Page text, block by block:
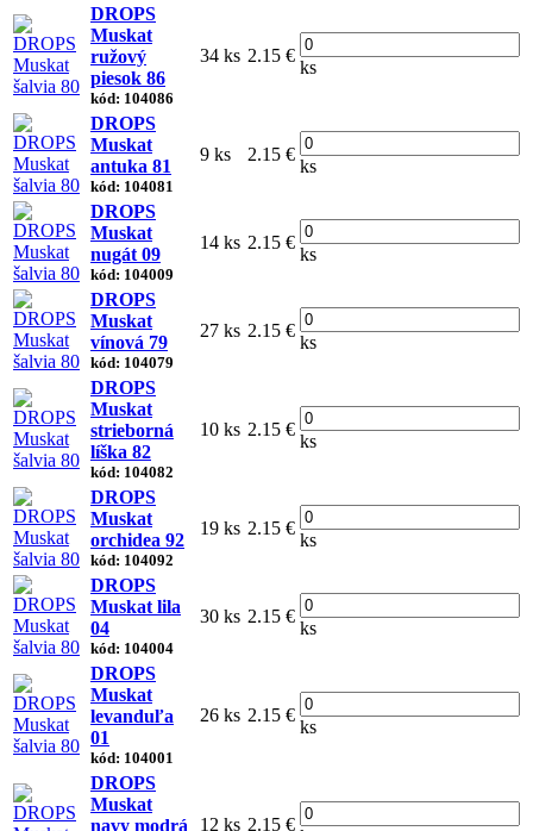
DROPS
Muskat
ružový
piesok 86
kód: 104086
34 ks 2.15 €
ks
DROPS
Muskat
antuka 81
kód: 104081
9 ks 2.15 €
ks
DROPS
Muskat
nugát 09
kód: 104009
14 ks 2.15 €
ks
DROPS
Muskat
vínová 79
kód: 104079
27 ks 2.15 €
ks
DROPS
Muskat
strieborná
líška 82
kód: 104082
10 ks 2.15 €
ks
DROPS
Muskat
orchidea 92
kód: 104092
19 ks 2.15 €
ks
DROPS
Muskat lila
04
kód: 104004
30 ks 2.15 €
ks
DROPS
Muskat
levanduľa
01
kód: 104001
26 ks 2.15 €
ks
DROPS
Muskat
navy modrá
12 ks 2.15 €